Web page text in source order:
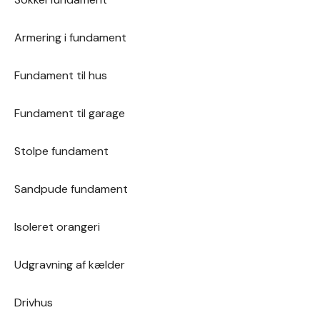
Armering i fundament
Fundament til hus
Fundament til garage
Stolpe fundament
Sandpude fundament
Isoleret orangeri
Udgravning af kælder
Drivhus